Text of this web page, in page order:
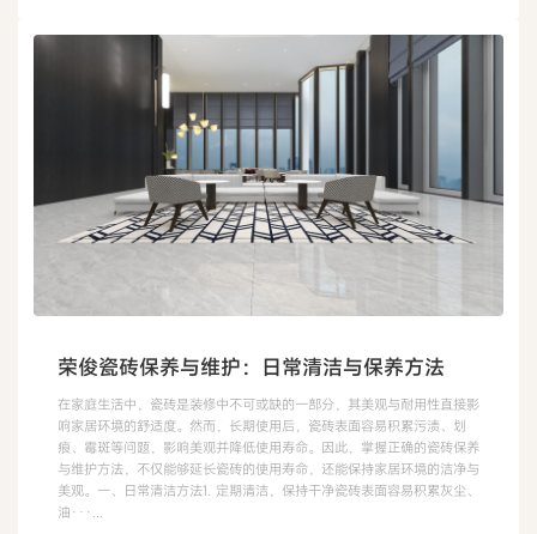
荣俊瓷砖保养与维护：日常清洁与保养方法
在家庭生活中，瓷砖是装修中不可或缺的一部分，其美观与耐用性直接影
响家居环境的舒适度。然而，长期使用后，瓷砖表面容易积累污渍、划
痕、霉斑等问题，影响美观并降低使用寿命。因此，掌握正确的瓷砖保养
与维护方法，不仅能够延长瓷砖的使用寿命，还能保持家居环境的洁净与
美观。一、日常清洁方法1. 定期清洁，保持干净瓷砖表面容易积累灰尘、
油···...